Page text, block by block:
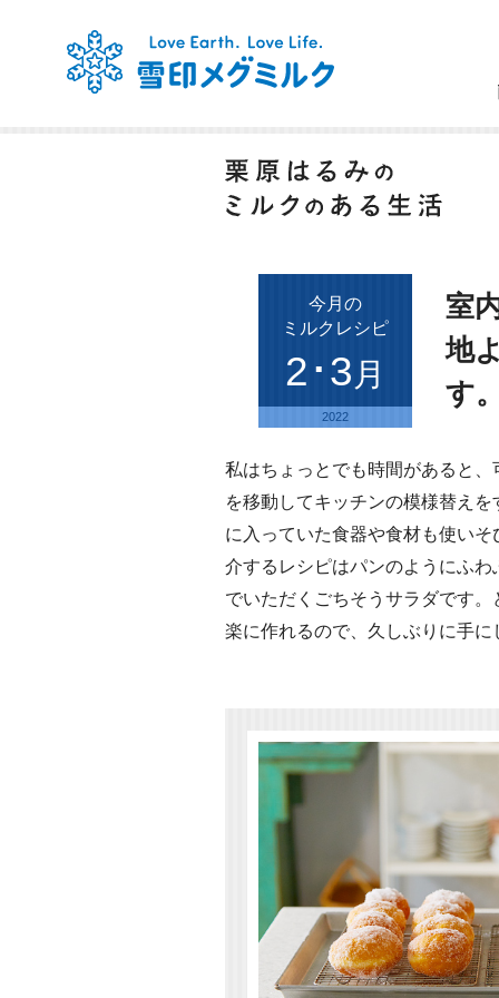
今月の
ミルクレシピ
2･3 月
2022
室
地
す
私はちょっとでも時間があると
を移動してキッチンの模様替え
に入っていた食器や食材も使い
介するレシピはパンのようにふ
でいただくごちそうサラダです
楽に作れるので、久しぶりに手